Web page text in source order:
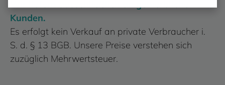
Kunden.
Es erfolgt kein Verkauf an private Verbraucher i.
S. d. § 13 BGB. Unsere Preise verstehen sich
zuzüglich Mehrwertsteuer.